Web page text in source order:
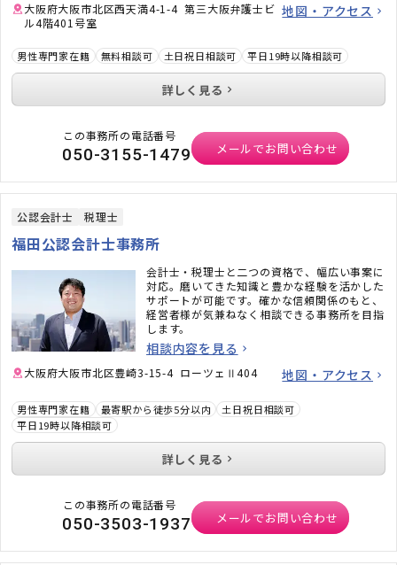
大阪府大阪市北区西天満4-1-4 第三大阪弁護士ビ
ル4階401号室
地図・アクセス
男性専門家在籍 無料相談可 土日祝日相談可 平日19時以降相談可
詳しく見る
この事務所の電話番号
050-3155-1479 メールでお問い合わせ
公認会計士 税理士
福田公認会計士事務所
会計士・税理士と二つの資格で、幅広い事案に
対応。磨いてきた知識と豊かな経験を活かした
サポートが可能です。確かな信頼関係のもと、
経営者様が気兼ねなく相談できる事務所を目指
します。
相談内容を見る
大阪府大阪市北区豊崎3-15-4 ローツェⅡ404 地図・アクセス
男性専門家在籍 最寄駅から徒歩5分以内
土日祝日相談可
平日19時以降相談可
詳しく見る
この事務所の電話番号
050-3503-1937 メールでお問い合わせ